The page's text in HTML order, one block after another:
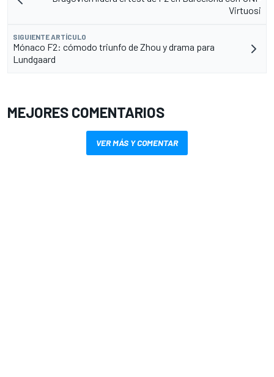
Virtuosi
SIGUIENTE ARTÍCULO
Mónaco F2: cómodo triunfo de Zhou y drama para
Lundgaard
MEJORES COMENTARIOS
VER MÁS Y COMENTAR